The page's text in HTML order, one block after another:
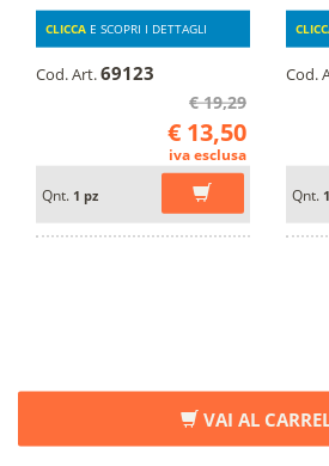
VAI AL
CLICCA E SCOPRI I DETTAGLI
Cod. Art.69123
€ 19,29
€ 13,50
iva esclusa
Qnt. 1 pz
Cod.
Qnt.